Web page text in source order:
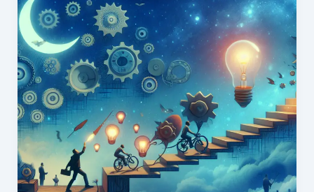
의
비
밀:
성
장
을
위
한
5
가
지